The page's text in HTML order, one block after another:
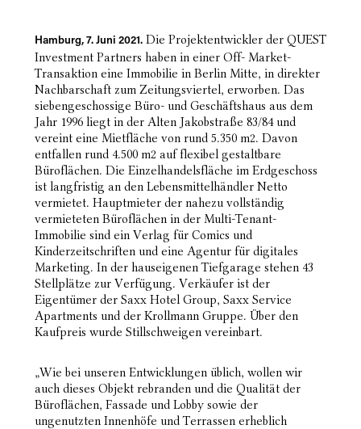
Hamburg, 7. Juni 2021.Die Projektentwickler der QUEST
Investment Partners haben in einer Off- Market-
Transaktion eine Immobilie in Berlin Mitte, in direkter
Nachbarschaft zum Zeitungsviertel, erworben. Das
siebengeschossige Büro- und Geschäftshaus aus dem
Jahr 1996 liegt in der Alten Jakobstraße 83/84 und
vereint eine Mietfläche von rund 5.350 m2. Davon
entfallen rund 4.500 m2 auf flexibel gestaltbare
Büroflächen. Die Einzelhandelsfläche im Erdgeschoss
ist langfristig an den Lebensmittelhändler Netto
vermietet. Hauptmieter der nahezu vollständig
vermieteten Büroflächen in der Multi-Tenant-
Immobilie sind ein Verlag für Comics und
Kinderzeitschriften und eine Agentur für digitales
Marketing. In der hauseigenen Tiefgarage stehen 43
Stellplätze zur Verfügung. Verkäufer ist der
Eigentümer der Saxx Hotel Group, Saxx Service
Apartments und der Krollmann Gruppe. Über den
Kaufpreis wurde Stillschweigen vereinbart.
„Wie bei unseren Entwicklungen üblich, wollen wir
auch dieses Objekt rebranden und die Qualität der
Büroflächen, Fassade und Lobby sowie der
ungenutzten Innenhöfe und Terrassen erheblich